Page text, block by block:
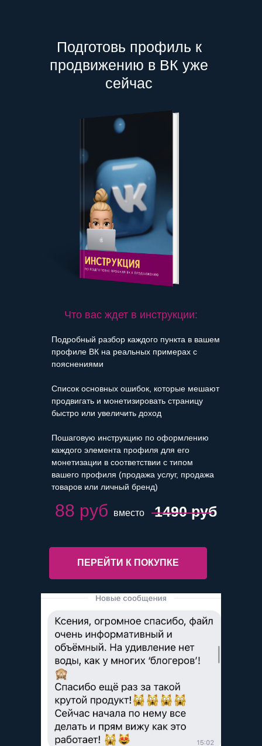
ПЕРЕЙТИ К ПОКУПКЕ
Подготовь профиль к
продвижению в ВК уже
сейчас
88 руб 1490 руб
вместо
Подробный разбор каждого пункта в вашем
профиле ВК на реальных примерах с
пояснениями
Список основных ошибок, которые мешают
продвигать и монетизировать страницу
быстро или увеличить доход
Пошаговую инструкцию по оформлению
каждого элемента профиля для его
монетизации в соответствии с типом
вашего профиля (продажа услуг, продажа
товаров или личный бренд)
Что вас ждет в инструкции: